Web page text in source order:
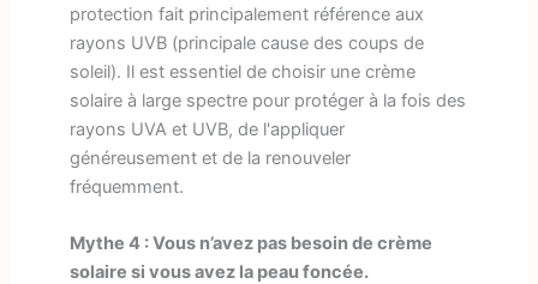
protection fait principalement référence aux
rayons UVB (principale cause des coups de
soleil). Il est essentiel de choisir une crème
solaire à large spectre pour protéger à la fois des
rayons UVA et UVB, de l'appliquer
généreusement et de la renouveler
fréquemment.
Mythe 4 : Vous n’avez pas besoin de crème
solaire si vous avez la peau foncée.